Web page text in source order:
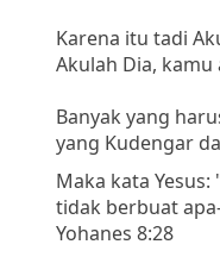
Karena itu tadi
Akulah Dia,
Banyak yang
yang Kudengar
Maka kata
tidak berbuat
Yohanes 8:28